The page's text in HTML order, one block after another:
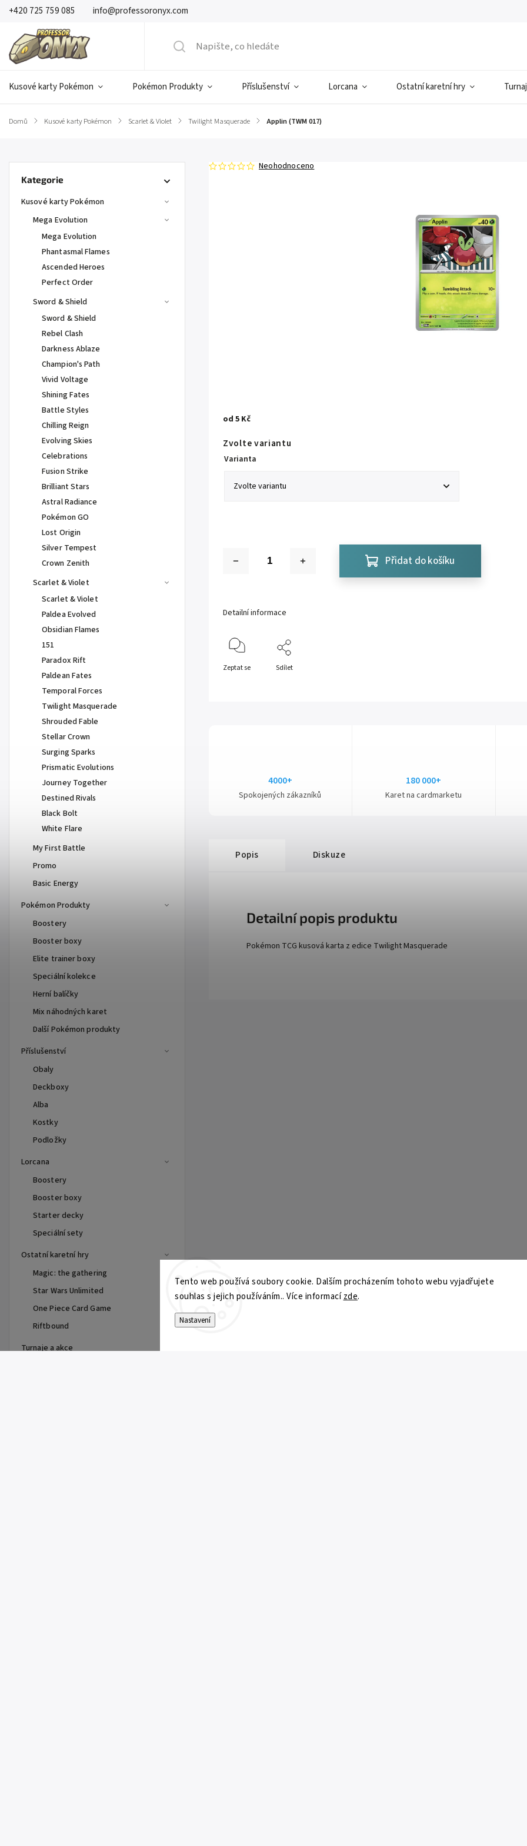
Tento web používá soubory cookie. Dalším procházením tohoto webu vyjadřujete
souhlas s jejich používáním.. Více informacízde.
Nastavení
+420 725 759 085 info@professoronyx.com
Kusové karty Pokémon Pokémon Produkty Příslušenství Lorcana Ostatní karetní hry
Domů / Kusové karty Pokémon / Scarlet & Violet / Twilight Masquerade / Applin (TWM 017)
Kategorie
Kusové karty Pokémon
Mega Evolution
Mega Evolution
Phantasmal Flames
Ascended Heroes
Perfect Order
Sword & Shield
Sword & Shield
Rebel Clash
Darkness Ablaze
Champion's Path
Vivid Voltage
Shining Fates
Battle Styles
Chilling Reign
Evolving Skies
Celebrations
Fusion Strike
Brilliant Stars
Astral Radiance
Pokémon GO
Lost Origin
Silver Tempest
Crown Zenith
Scarlet & Violet
Scarlet & Violet
Paldea Evolved
Obsidian Flames
151
Paradox Rift
Paldean Fates
Temporal Forces
Twilight Masquerade
Shrouded Fable
Stellar Crown
Surging Sparks
Prismatic Evolutions
Journey Together
Destined Rivals
Black Bolt
White Flare
My First Battle
Promo
Basic Energy
Pokémon Produkty
Boostery
Booster boxy
Elite trainer boxy
Speciální kolekce
Herní balíčky
Mix náhodných karet
Další Pokémon produkty
Příslušenství
Obaly
Deckboxy
Alba
Kostky
Podložky
Lorcana
Boostery
Booster boxy
Starter decky
Speciální sety
Ostatní karetní hry
Magic: the gathering
Star Wars Unlimited
One Piece Card Game
Riftbound
Turnaje a akce
Neohodnoceno
od 5 Kč
Zvolte variantu
Varianta
Přidat do košíku
Detailní informace
Zeptat se Sdílet
4000+
Spokojených zákazníků
180 000+
Karet na cardmarketu
Popis Diskuze
Detailní popis produktu
Pokémon TCG kusová karta z edice Twilight Masquerade